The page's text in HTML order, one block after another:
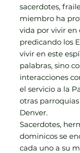
sacerdotes,
miembro ha
vida por vivir en
predicando los
vivir en este
palabras, sino
interacciones
el servicio a la
otras
Denver.
Sacerdotes,
dominicos se
cada uno a su